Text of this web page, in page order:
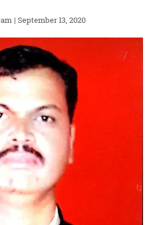
| September 13, 2020